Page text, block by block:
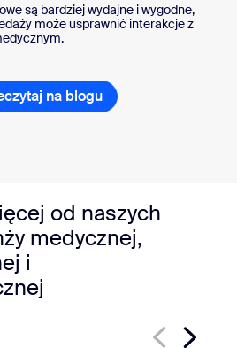
są bardziej wydajne i wygodne,
może usprawnić interakcje z
na blogu
od naszych
medycznej,
i